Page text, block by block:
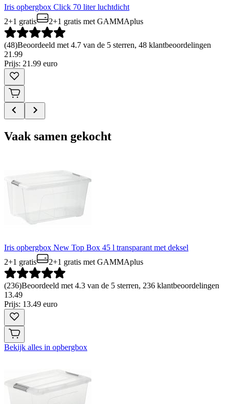
Iris opbergbox Click 70 liter luchtdicht
2+1 gratis
2+1 gratis met GAMMAplus
(48)Beoordeeld met 4.7 van de 5 sterren, 48 klantbeoordelingen
21 .99
Prijs: 21.99 euro
Vaak samen gekocht
Iris opbergbox New Top Box 45 l transparant met deksel
2+1 gratis
2+1 gratis met GAMMAplus
(236)Beoordeeld met 4.3 van de 5 sterren, 236 klantbeoordelingen
13.49
Prijs: 13.49 euro
Bekijk alles in opbergbox